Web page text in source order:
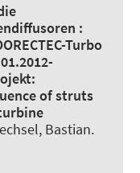
:
Turbo
of struts
Bastian.